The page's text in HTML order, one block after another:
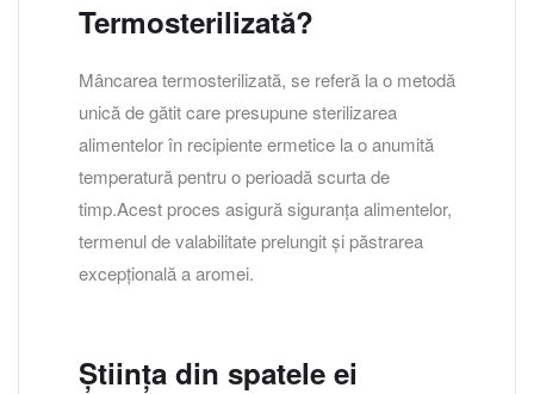
Termosterilizată?
Mâncarea termosterilizată, se referă la o metodă
unică de gătit care presupune sterilizarea
alimentelor în recipiente ermetice la o anumită
temperatură pentru o perioadă scurta de
timp.Acest proces asigură siguranța alimentelor,
termenul de valabilitate prelungit și păstrarea
excepțională a aromei.
Știința din spatele ei